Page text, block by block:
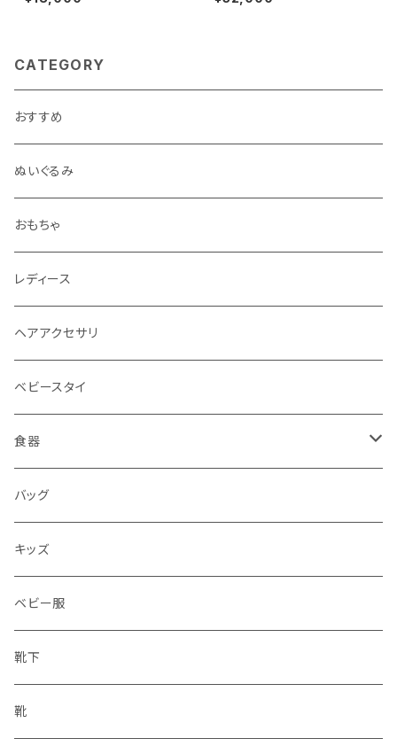
CATEGORY
おすすめ
ぬいぐるみ
おもちゃ
レディース
ヘアアクセサリ
ベビースタイ
食器
水筒
水筒
バッグ
キッズ
ベビー服
靴下
靴